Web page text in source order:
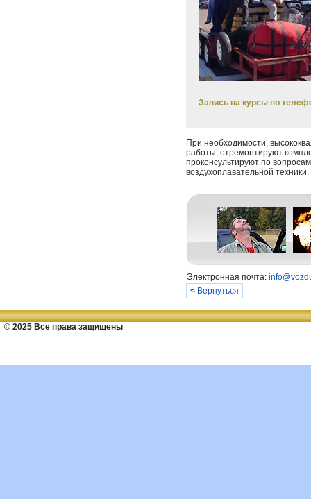
Запись на курсы по
При необходимости,
работы, отремонтируют
проконсультируют по
воздухоплавательной техники.
Электронная почта:
< Вернуться
© 2025 Все права защищены